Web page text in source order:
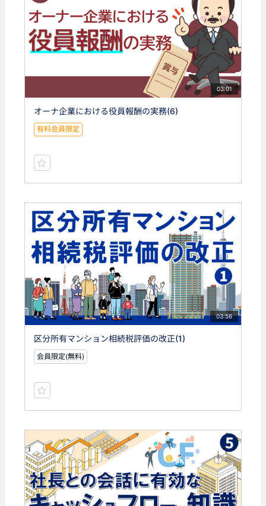
03:01
オーナ企業における役員報酬の実務(6)
有料会員限定
03:56
区分所有マンション相続税評価の改正(1)
会員限定(無料)